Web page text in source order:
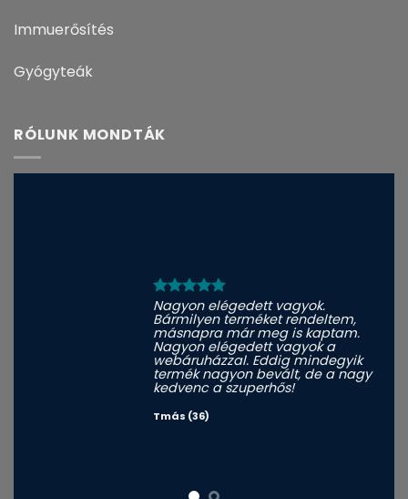
Immuerősítés
Gyógyteák
RÓLUNK MONDTÁK
Nagyon elégedett vagyok.
Bármilyen terméket rendeltem,
másnapra már meg is kaptam.
Nagyon elégedett vagyok a
webáruházzal. Eddig mindegyik
termék nagyon bevált, de a nagy
kedvenc a szuperhős!
Tmás (36)